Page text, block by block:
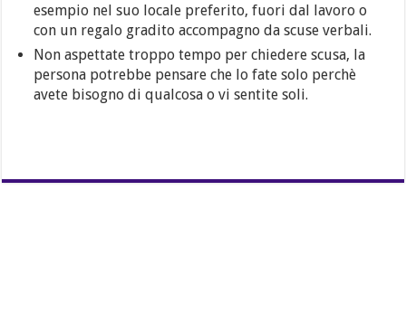
esempio nel suo locale preferito, fuori dal lavoro o
con un regalo gradito accompagno da scuse verbali.
Non aspettate troppo tempo per chiedere scusa, la
persona potrebbe pensare che lo fate solo perchè
avete bisogno di qualcosa o vi sentite soli.